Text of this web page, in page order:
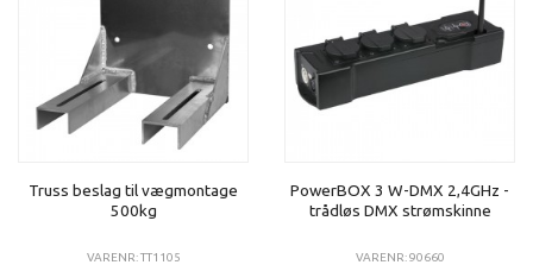
Truss beslag til vægmontage
500kg
VARENR: TT1105
PowerBOX 3 W-DMX 2,4GHz -
trådløs DMX strømskinne
VARENR: 90660